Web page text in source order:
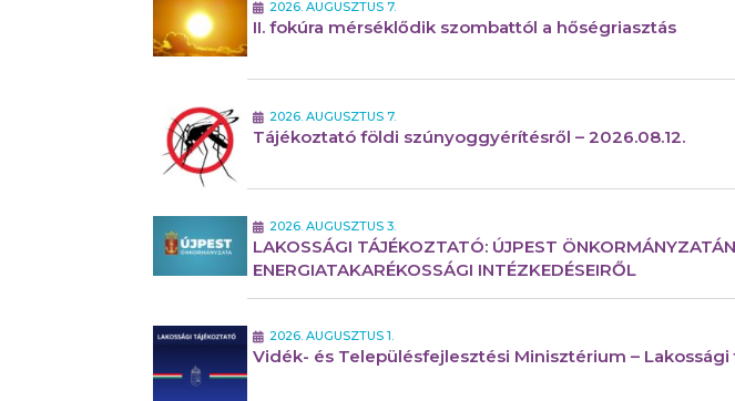
2026. AUGUSZTUS 7.
II. fokúra mérséklődik szombattól a hőségriasztás
2026. AUGUSZTUS 7.
Tájékoztató földi szúnyoggyérítésről – 2026.08.12.
2026. AUGUSZTUS 3.
LAKOSSÁGI TÁJÉKOZTATÓ: ÚJPEST
ENERGIATAKARÉKOSSÁGI INTÉZKEDÉSEIRŐL
2026. AUGUSZTUS 1.
Vidék- és Településfejlesztési Minisztérium –